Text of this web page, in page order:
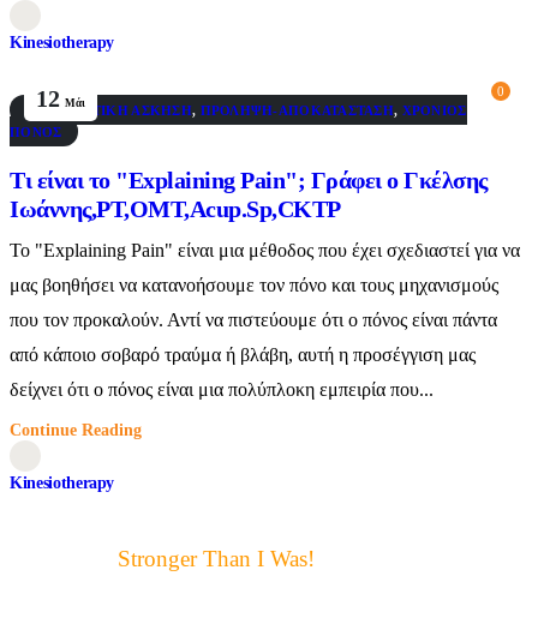
Kinesiotherapy
12 Μάι
0
ΘΕΡΑΠΕΥΤΙΚΉ ΆΣΚΗΣΗ, ΠΡΌΛΗΨΗ-ΑΠΟΚΑΤΆΣΤΑΣΗ, ΧΡΌΝΙΟΣ
ΠΌΝΟΣ
Τι είναι το "Explaining Pain"; Γράφει ο Γκέλσης
Ιωάννης,PT,OMT,Acup.Sp,CKTP
Το "Explaining Pain" είναι μια μέθοδος που έχει σχεδιαστεί για να
μας βοηθήσει να κατανοήσουμε τον πόνο και τους μηχανισμούς
που τον προκαλούν. Αντί να πιστεύουμε ότι ο πόνος είναι πάντα
από κάποιο σοβαρό τραύμα ή βλάβη, αυτή η προσέγγιση μας
δείχνει ότι ο πόνος είναι μια πολύπλοκη εμπειρία που...
Continue Reading
Kinesiotherapy
Stronger Than I Was!